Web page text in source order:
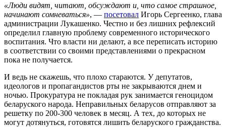
«Люди видят, читают, обсуждают и, что самое страшное,
начинают сомневаться», — посетовал Игорь Сергеенко, глава
администрации Лукашенко. Честно и без лишних рефлексий
определил главную проблему современного исторического
воспитания. Что власти ни делают, а все переписать историю
в соответствии со своими представлениями о прекрасном
пока не получается.
И ведь не скажешь, что плохо стараются. У депутатов,
идеологов и пропагандистов рты не закрываются днем и
ночью. Прокуратура не покладая рук занимается геноцидом
беларуского народа. Неправильных беларусов отправляют за
решетку по 200-300 человек в месяц. А тех, до которых не
могут дотянуться, готовятся лишить беларуского гражданства.